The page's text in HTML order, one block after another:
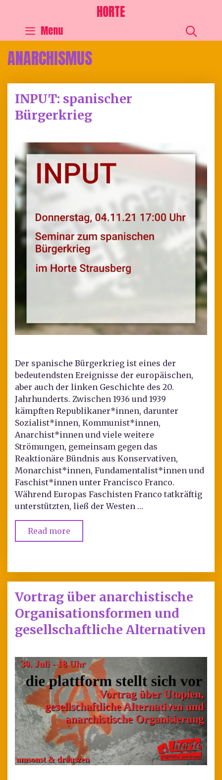
HORTE
Menu
ANARCHISMUS
INPUT: spanischer
Bürgerkrieg
Der spanische Bürgerkrieg ist eines der
bedeutendsten Ereignisse der europäischen,
aber auch der linken Geschichte des 20.
Jahrhunderts. Zwischen 1936 und 1939
kämpften Republikaner*innen, darunter
Sozialist*innen, Kommunist*innen,
Anarchist*innen und viele weitere
Strömungen, gemeinsam gegen das
Reaktionäre Bündnis aus Konservativen,
Monarchist*innen, Fundamentalist*innen und
Faschist*innen unter Francisco Franco.
Während Europas Faschisten Franco tatkräftig
unterstützten, ließ der Westen …
Read more
Vortrag über anarchistische
Organisationsformen und
gesellschaftliche Alternativen